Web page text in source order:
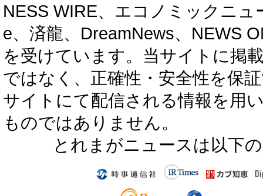
NESS WIRE、エコノミックニ
e、済龍、DreamNews、NEWS
を受けています。当サイトに掲
ではなく、正確性・安全性を保
サイトにて配信される情報を用
ものではありません。
とれまがニュースは以下